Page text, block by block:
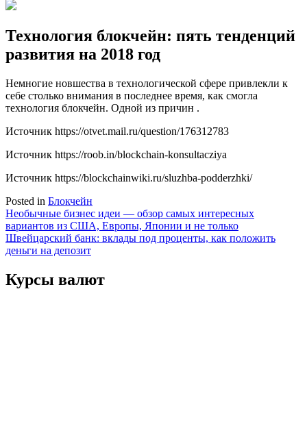
Технология блокчейн: пять тенденций
развития на 2018 год
Немногие новшества в технологической сфере привлекли к
себе столько внимания в последнее время, как смогла
технология блокчейн. Одной из причин .
Источник https://otvet.mail.ru/question/176312783
Источник https://roob.in/blockchain-konsultacziya
Источник https://blockchainwiki.ru/sluzhba-podderzhki/
Posted in Блокчейн
Навигация
по
записям
Необычные бизнес идеи — обзор самых интересных
вариантов из США, Европы, Японии и не только
Швейцарский банк: вклады под проценты, как положить
деньги на депозит
Курсы валют